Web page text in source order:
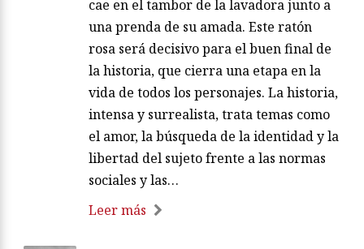
cae en el tambor de la lavadora junto a
una prenda de su amada. Este ratón
rosa será decisivo para el buen final de
la historia, que cierra una etapa en la
vida de todos los personajes. La historia,
intensa y surrealista, trata temas como
el amor, la búsqueda de la identidad y la
libertad del sujeto frente a las normas
sociales y las…
Leer más